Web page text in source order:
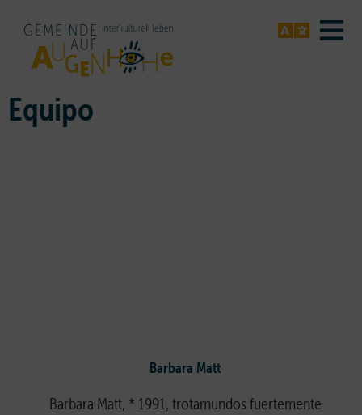
Equipo
Barbara Matt
Barbara Matt, * 1991, trotamundos fuertemente